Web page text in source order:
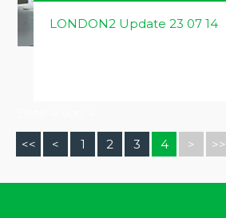
LONDON2 Update 23 07 14
<< < 1 2 3 4 > >>